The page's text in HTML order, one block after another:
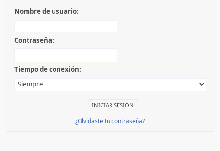
Nombre de usuario:
Contraseña:
Tiempo de conexión:
¿Olvidaste tu contraseña?